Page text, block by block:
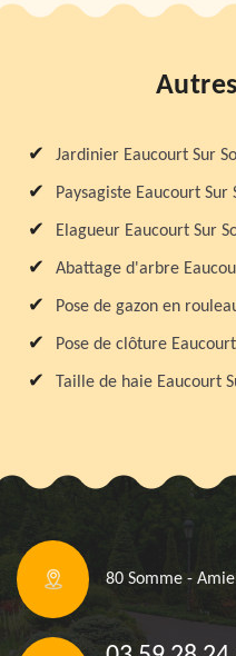
Jardinier Eaucourt Sur
Paysagiste Eaucourt Sur
Elagueur Eaucourt Sur
Abattage d'arbre
Pose de gazon en
Pose de clôture
Taille de haie Eaucourt
80 Somme -